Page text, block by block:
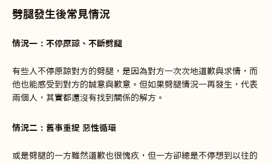
劈腿發生後常見情況
情況一：不停原諒、不斷劈腿
有些人不停原諒對方的劈腿，是因為對方一次次地道歉與求情，而
他也能感受到對方的誠意與歉意。但如果劈腿情況一再發生，代表
兩個人，其實都還沒有找到關係的解方。
情況二：舊事重提 惡性循環
或是劈腿的一方雖然道歉也很愧疚，但一方卻總是不停想到以往的